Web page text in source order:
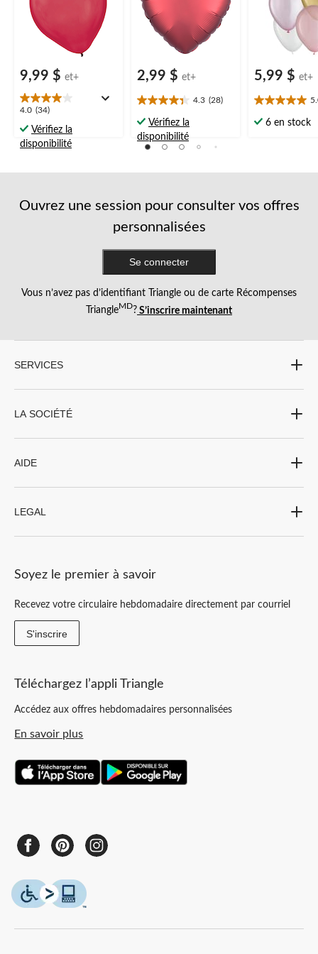
9,99 $ et+
4.0 (34)
4.0
étoile(s)
sur
5.
Vérifiez la
disponibilité
spéciale
2,99 $ et+
4.3 (28)
4.3
étoile(s)
sur
5.
évaluations
Vérifiez la
disponibilité
5,99 $ et+
5.0
étoile(s)
évaluations
6 en stock
Ouvrez une session pour consulter vos offres
personnalisées
Se connecter
Vous n’avez pas d’identifiant Triangle ou de carte Récompenses
TriangleMD? S’inscrire maintenant
SERVICES
LA SOCIÉTÉ
AIDE
LEGAL
Soyez le premier à savoir
Recevez votre circulaire hebdomadaire directement par courriel
S'inscrire
Téléchargez l’appli Triangle
Accédez aux offres hebdomadaires personnalisées
En savoir plus